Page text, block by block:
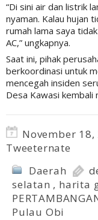
“Di sini air dan listrik
nyaman. Kalau hujan
rumah lama saya
AC,” ungkapnya.
Saat ini, pihak
berkoordinasi untuk
mencegah insiden
Desa Kawasi kembali
November 18,
Tweeternate
Daerah
selatan , harita
Pulau Obi